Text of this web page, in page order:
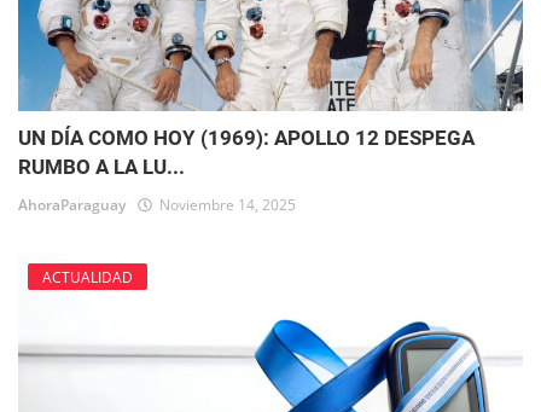
UN DÍA COMO HOY (1969): APOLLO 12 DESPEGA
RUMBO A LA LU...
AhoraParaguay Noviembre 14, 2025
ACTUALIDAD